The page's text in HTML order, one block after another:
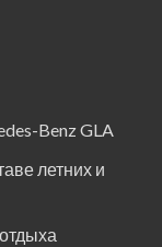
Benz GLA
летних и